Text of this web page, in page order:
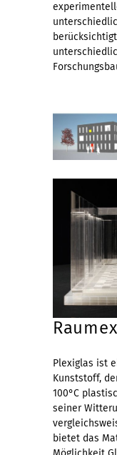
Plexiglas ist
Kunststoff,
100°C
seiner
bietet das